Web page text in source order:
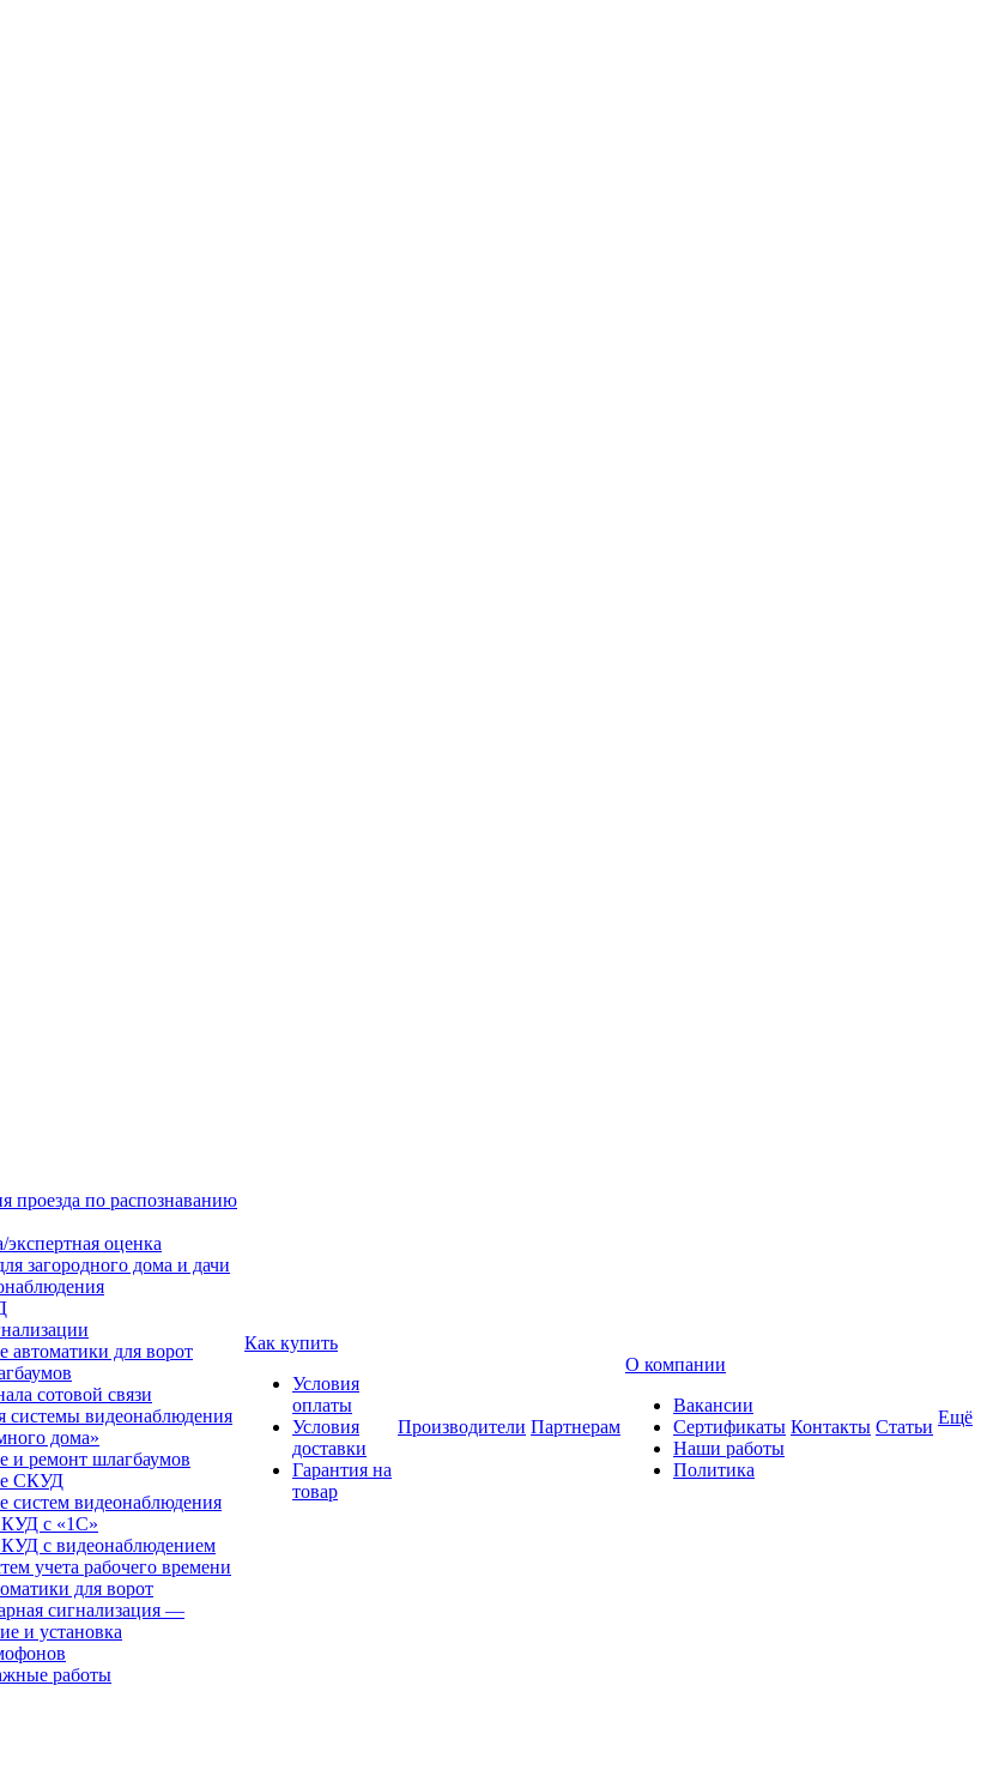
проезда по распознаванию
экспертная оценка
загородного дома и дачи
автоматики для ворот
сотовой связи
системы видеонаблюдения
дома»
и ремонт шлагбаумов
СКУД
систем видеонаблюдения
с «1С»
с видеонаблюдением
учета рабочего времени
для ворот
сигнализация —
и установка
работы
Как купить
Условия
оплаты
Условия
доставки
Гарантия на
товар
Производители Партнерам
О компании
Вакансии
Сертификаты
Наши работы
Политика
Контакты Статьи Ещё